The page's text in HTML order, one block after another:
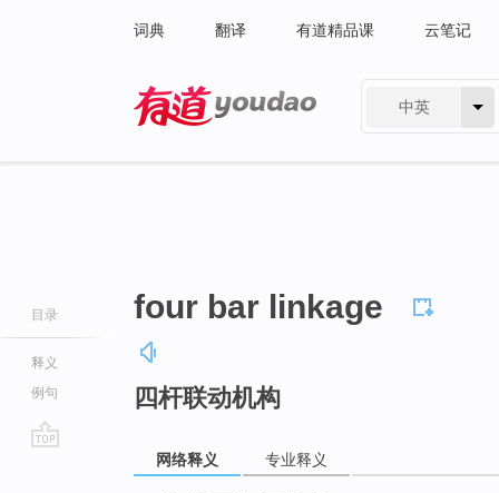
词典 翻译 有道精品课 云笔记
中英
目录
释义
例句
four bar linkage
四杆联动机构
网络释义 专业释义